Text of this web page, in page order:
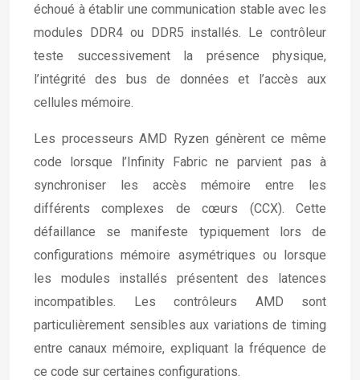
échoué à établir une communication stable avec les
modules DDR4 ou DDR5 installés. Le contrôleur
teste successivement la présence physique,
l’intégrité des bus de données et l’accès aux
cellules mémoire.
Les processeurs AMD Ryzen génèrent ce même
code lorsque l’Infinity Fabric ne parvient pas à
synchroniser les accès mémoire entre les
différents complexes de cœurs (CCX). Cette
défaillance se manifeste typiquement lors de
configurations mémoire asymétriques ou lorsque
les modules installés présentent des latences
incompatibles. Les contrôleurs AMD sont
particulièrement sensibles aux variations de timing
entre canaux mémoire, expliquant la fréquence de
ce code sur certaines configurations.